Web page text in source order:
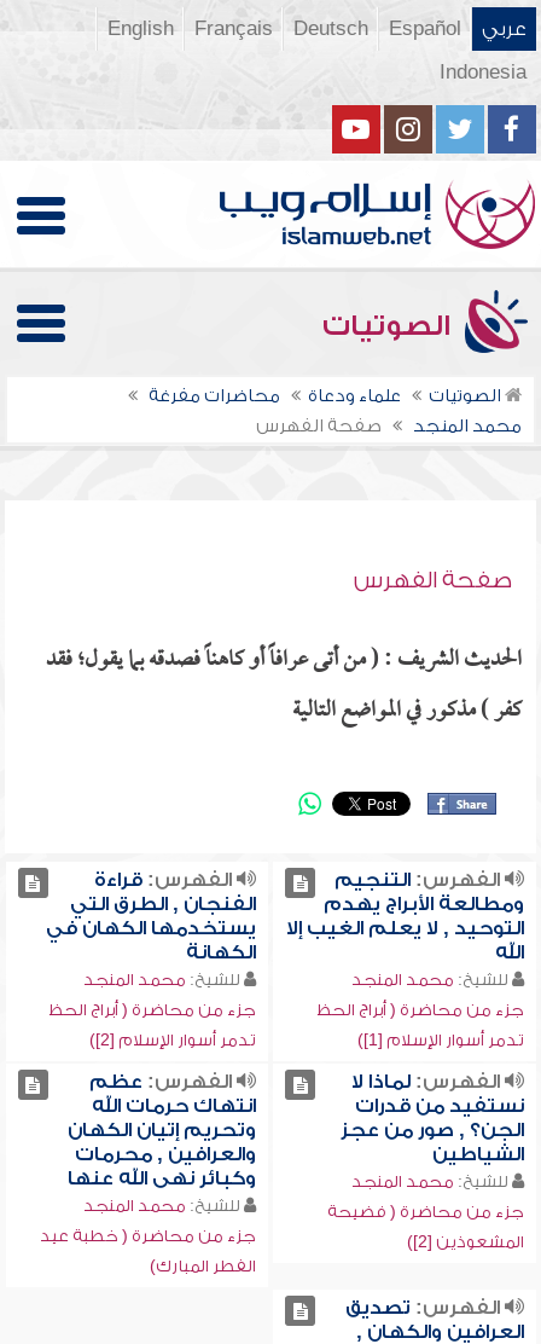
عربي Español
Deutsch
Français
English
Indonesia
الصوتيات
الصوتيات علماء ودعاة
محاضرات مفرغة
محمد المنجد
صفحة الفهرس
صفحة الفهرس
الحديث الشريف : ( من أتى عرافاً أو كاهناً فصدقه بما يقول؛ فقد
كفر ) مذكور في المواضع التالية
الفهرس:التنجيم
ومطالعة الأبراج يهدم
التوحيد , لا يعلم الغيب إلا
الله
للشيخ: محمد المنجد
جزء من محاضرة ( أبراج الحظ
تدمر أسوار الإسلام [1])
الفهرس:قراءة
الفنجان , الطرق التي
يستخدمها الكهان في
الكهانة
للشيخ: محمد المنجد
جزء من محاضرة ( أبراج الحظ
تدمر أسوار الإسلام [2])
الفهرس:لماذا لا
نستفيد من قدرات
الجن؟ , صور من عجز
الشياطين
للشيخ: محمد المنجد
جزء من محاضرة ( فضيحة
المشعوذين [2])
الفهرس: عظم
انتهاك حرمات الله
وتحريم إتيان الكهان
والعرافين , محرمات
وكبائر نهى الله عنها
للشيخ: محمد المنجد
جزء من محاضرة ( خطبة عيد
الفطر المبارك)
الفهرس: تصديق
العرافين والكهان ,